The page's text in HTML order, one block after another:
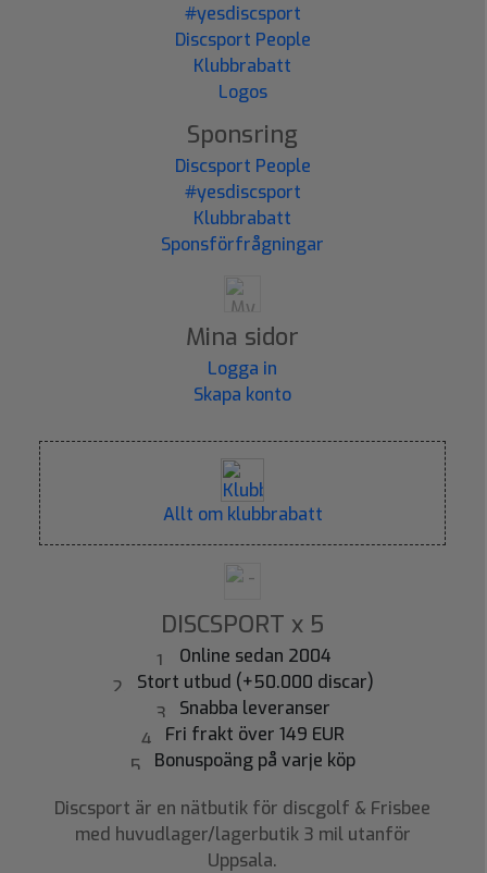
#yesdiscsport
Discsport People
Klubbrabatt
Logos
Sponsring
Discsport People
#yesdiscsport
Klubbrabatt
Sponsförfrågningar
Mina sidor
Logga in
Skapa konto
Allt om klubbrabatt
DISCSPORT x 5
Online sedan 2004
Stort utbud (+50.000 discar)
Snabba leveranser
Fri frakt över 149 EUR
Bonuspoäng på varje köp
Discsport är en nätbutik för discgolf & Frisbee
med huvudlager/lagerbutik 3 mil utanför
Uppsala.